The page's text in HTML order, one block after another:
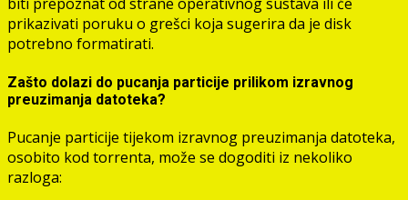
prikazivati poruku o grešci koja sugerira da je disk
potrebno formatirati.
Zašto dolazi do pucanja particije prilikom izravnog
preuzimanja datoteka?
Pucanje particije tijekom izravnog preuzimanja datoteka,
osobito kod torrenta, može se dogoditi iz nekoliko
razloga: